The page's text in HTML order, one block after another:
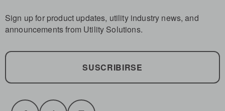
Sign up for product updates, utility industry news, and
announcements from Utility Solutions.
SUSCRIBIRSE